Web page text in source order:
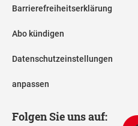
Barrierefreiheitserklärung
Abo kündigen
Datenschutzeinstellungen
anpassen
Folgen Sie uns auf: